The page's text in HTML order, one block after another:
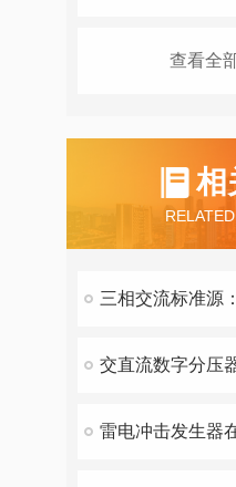
查看全
相
交直流数字分压
雷电冲击发生器